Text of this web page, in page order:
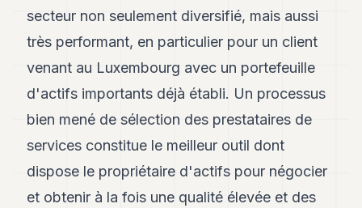
secteur non seulement diversifié, mais aussi
très performant, en particulier pour un client
venant au Luxembourg avec un portefeuille
d'actifs importants déjà établi. Un processus
bien mené de sélection des prestataires de
services constitue le meilleur outil dont
dispose le propriétaire d'actifs pour négocier
et obtenir à la fois une qualité élevée et des